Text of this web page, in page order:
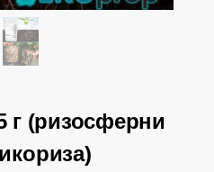
г (ризосферни